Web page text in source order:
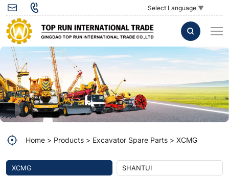
Select Language ▼
pressure
switch
803538020
for
XCMG
Excavator
parts
803538020
pressure
switch
Home Products Excavator Spare Parts XCMG
XCMG SHANTUI